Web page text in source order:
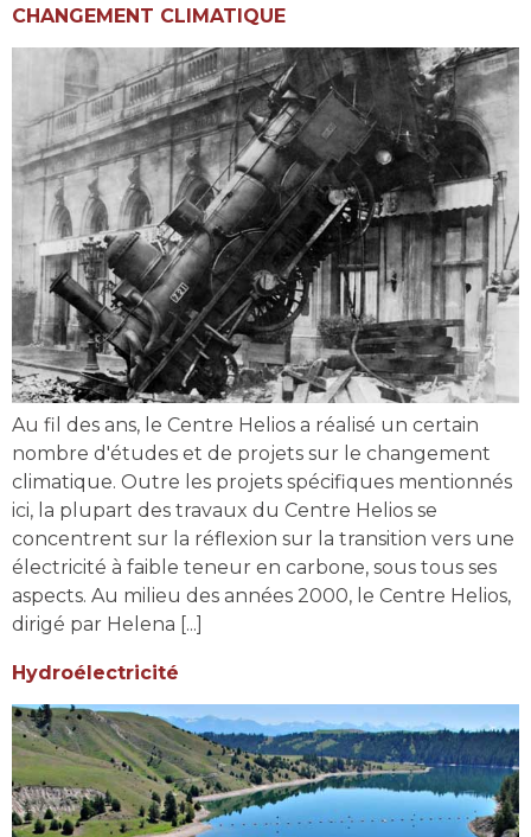
CHANGEMENT CLIMATIQUE
Au fil des ans, le Centre Helios a réalisé un certain
nombre d'études et de projets sur le changement
climatique. Outre les projets spécifiques mentionnés
ici, la plupart des travaux du Centre Helios se
concentrent sur la réflexion sur la transition vers une
électricité à faible teneur en carbone, sous tous ses
aspects. Au milieu des années 2000, le Centre Helios,
dirigé par Helena [...]
Hydroélectricité